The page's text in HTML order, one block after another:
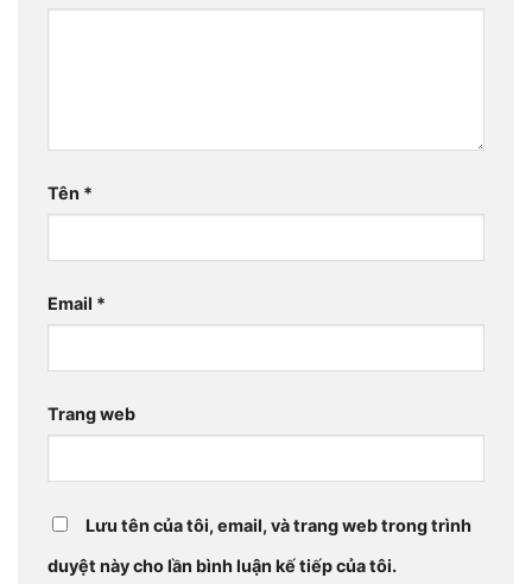
Tên *
Email *
Trang web
Lưu tên của tôi, email, và trang web trong trình
duyệt này cho lần bình luận kế tiếp của tôi.